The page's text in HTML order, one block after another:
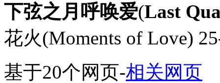
下弦之月呼唤爱(Last
花火(Moments of Love)
基于20个网页-相关网页